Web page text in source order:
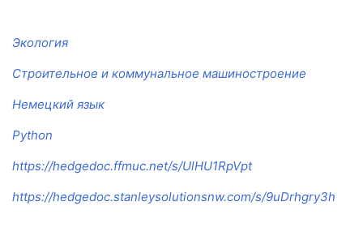
Экология
Строительное и коммунальное машиностроение
Немецкий язык
Python
https://hedgedoc.ffmuc.net/s/UlHU1RpVpt
https://hedgedoc.stanleysolutionsnw.com/s/9uDrhgry3h